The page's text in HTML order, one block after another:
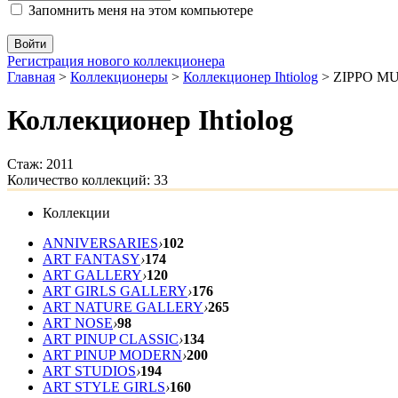
Запомнить меня на этом компьютере
Регистрация нового коллекционера
Главная > Коллекционеры > Коллекционер Ihtiolog > ZIPPO
Коллекционер Ihtiolog
Стаж: 2011
Количество коллекций: 33
Коллекции
ANNIVERSARIES›102
ART FANTASY›174
ART GALLERY›120
ART GIRLS GALLERY›176
ART NATURE GALLERY›265
ART NOSE›98
ART PINUP CLASSIC›134
ART PINUP MODERN›200
ART STUDIOS›194
ART STYLE GIRLS›160